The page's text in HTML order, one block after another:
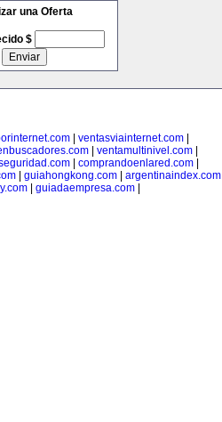
una Oferta
$
| ventasviainternet.com|
| ventamultinivel.com|
| comprandoenlared.com|
| guiahongkong.com| argentinaindex.com
| guiadaempresa.com|